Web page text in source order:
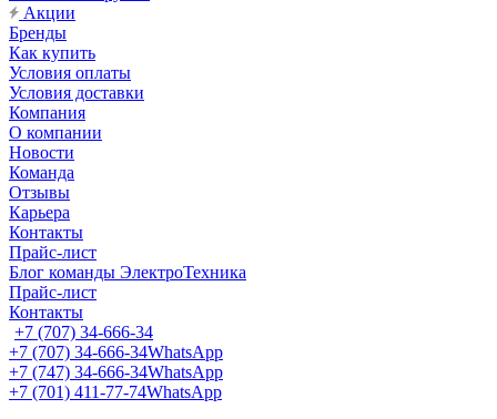
Акции
Бренды
Как купить
Условия оплаты
Условия доставки
Компания
О компании
Новости
Команда
Отзывы
Карьера
Контакты
Прайс-лист
Блог команды ЭлектроТехника
Прайс-лист
Контакты
+7 (707) 34-666-34
+7 (707) 34-666-34WhatsApp
+7 (747) 34-666-34WhatsApp
+7 (701) 411-77-74WhatsApp